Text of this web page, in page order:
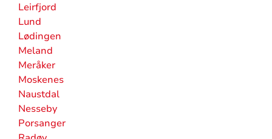
Leirfjord
Lund
Lødingen
Meland
Meråker
Moskenes
Naustdal
Nesseby
Porsanger